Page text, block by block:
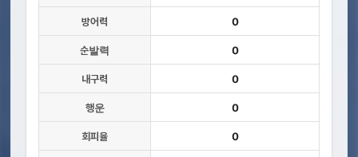
방어력 0
순발력 0
내구력 0
행운 0
회피율 0